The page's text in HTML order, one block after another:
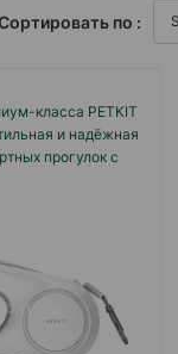
по :
класса PETKIT
и надёжная
прогулок с